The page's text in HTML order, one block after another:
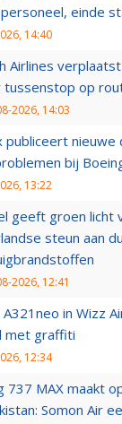
einde
14:40
Airlines
op
2026, 14:03
publiceert nieuwe
bij
13:22
geeft groen licht
steun aan
2026, 12:41
A321neo in Wizz
met graffiti
12:34
737 MAX maakt
Somon Air